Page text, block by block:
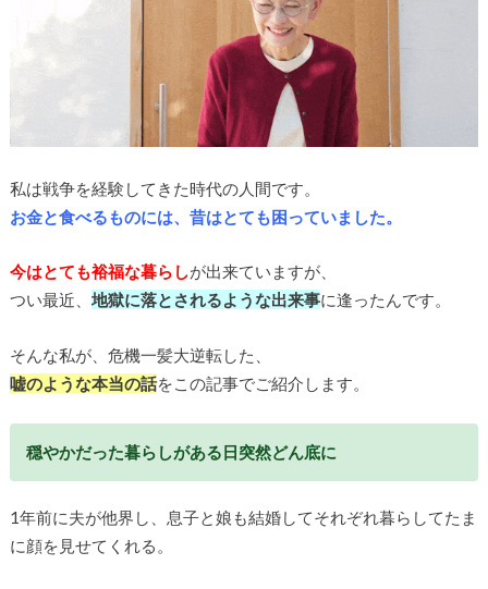
私は戦争を経験してきた時代の人間です。
お金と食べるものには、昔はとても困っていました。
今はとても裕福な暮らしが出来ていますが、
つい最近、 地獄に落とされるような出来事に逢ったんです。
そんな私が、危機一髪大逆転した、
嘘のような本当の話をこの記事でご紹介します。
穏やかだった暮らしがある日突然どん底に
1年前に夫が他界し、息子と娘も結婚してそれぞれ暮らしてたま
に顔を見せてくれる。